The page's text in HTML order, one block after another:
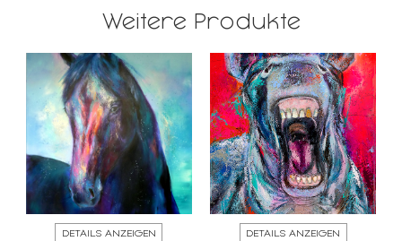
Weitere Produkte
DETAILS ANZEIGEN DETAILS ANZEIGEN